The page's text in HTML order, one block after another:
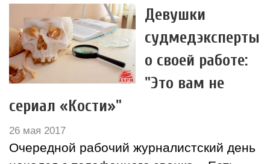
Девушки
судмедэксперты
о своей работе:
"Это вам не
сериал «Кости»"
26 мая 2017
Очередной рабочий журналистский день